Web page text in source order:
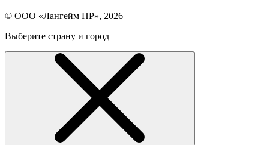
© ООО «Лангейм ПР», 2026
Выберите страну и город